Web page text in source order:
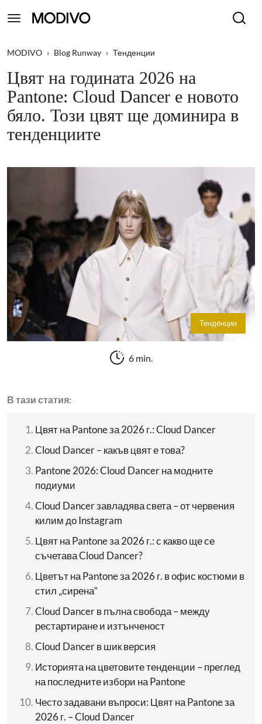
MODIVO › Blog Runway › Тенденции
Цвят на годината 2026 на
Pantone: Cloud Dancer е новото
бяло. Този цвят ще доминира в
тенденциите
Тенденции
6 min.
В тази статия:
Цвят на Pantone за 2026 г.: Cloud Dancer
Cloud Dancer – какъв цвят е това?
Pantone 2026: Cloud Dancer на модните
подиуми
Cloud Dancer завладява света – от червения
килим до Instagram
Цвят на Pantone за 2026 г.: с какво ще се
съчетава Cloud Dancer?
Цветът на Pantone за 2026 г. в офис костюми в
стил „сирена“
Cloud Dancer в пълна свобода – между
рестартиране и изтънченост
Cloud Dancer в шик версия
Историята на цветовите тенденции – преглед
на последните избори на Pantone
Често задавани въпроси: Цвят на Pantone за
2026 г. – Cloud Dancer